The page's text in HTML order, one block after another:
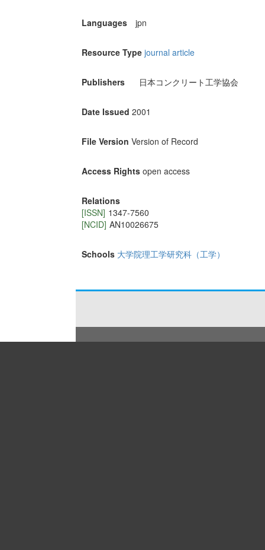
Languages jpn
Resource Type journal article
Publishers 日本コンクリート工学協会
Date Issued 2001
File Version Version of Record
Access Rights open access
Relations
[ISSN] 1347-7560
[NCID] AN10026675
Schools 大学院理工学研究科（工学）